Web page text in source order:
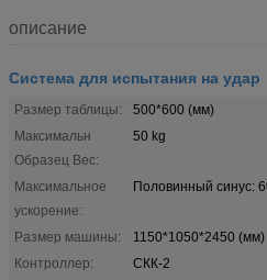
описание
Система для испытания на удар
Размер таблицы:
500*600 (мм)
Максимальн
Образец Вес:
50 kg
Максимальное
ускорение:
Половинный синус:
Размер машины:
1150*1050*2450 (мм)
Контроллер:
СКК-2